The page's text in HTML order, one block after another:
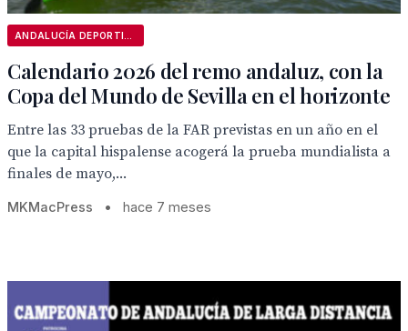
Calendario 2026 del remo andaluz, con la
Copa del Mundo de Sevilla en el horizonte
Entre las 33 pruebas de la FAR previstas en un año en el
que la capital hispalense acogerá la prueba mundialista a
finales de mayo,...
MKMacPress • hace 7 meses